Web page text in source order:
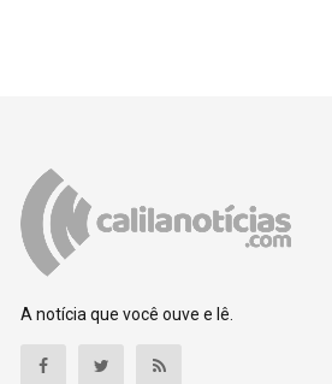
A notícia que você ouve e lê.